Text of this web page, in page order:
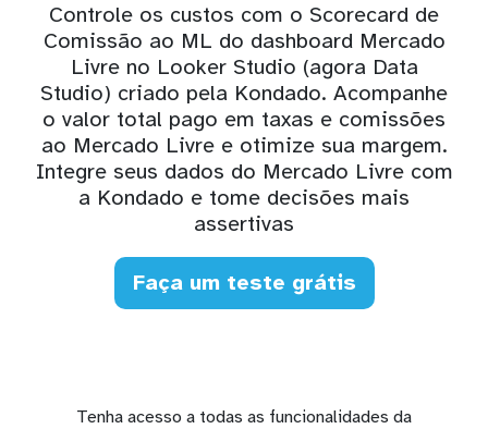
Controle os custos com o Scorecard de
Comissão ao ML do dashboard Mercado
Livre no Looker Studio (agora Data
Studio) criado pela Kondado. Acompanhe
o valor total pago em taxas e comissões
ao Mercado Livre e otimize sua margem.
Integre seus dados do Mercado Livre com
a Kondado e tome decisões mais
assertivas
Faça um teste grátis
Tenha acesso a todas as funcionalidades da